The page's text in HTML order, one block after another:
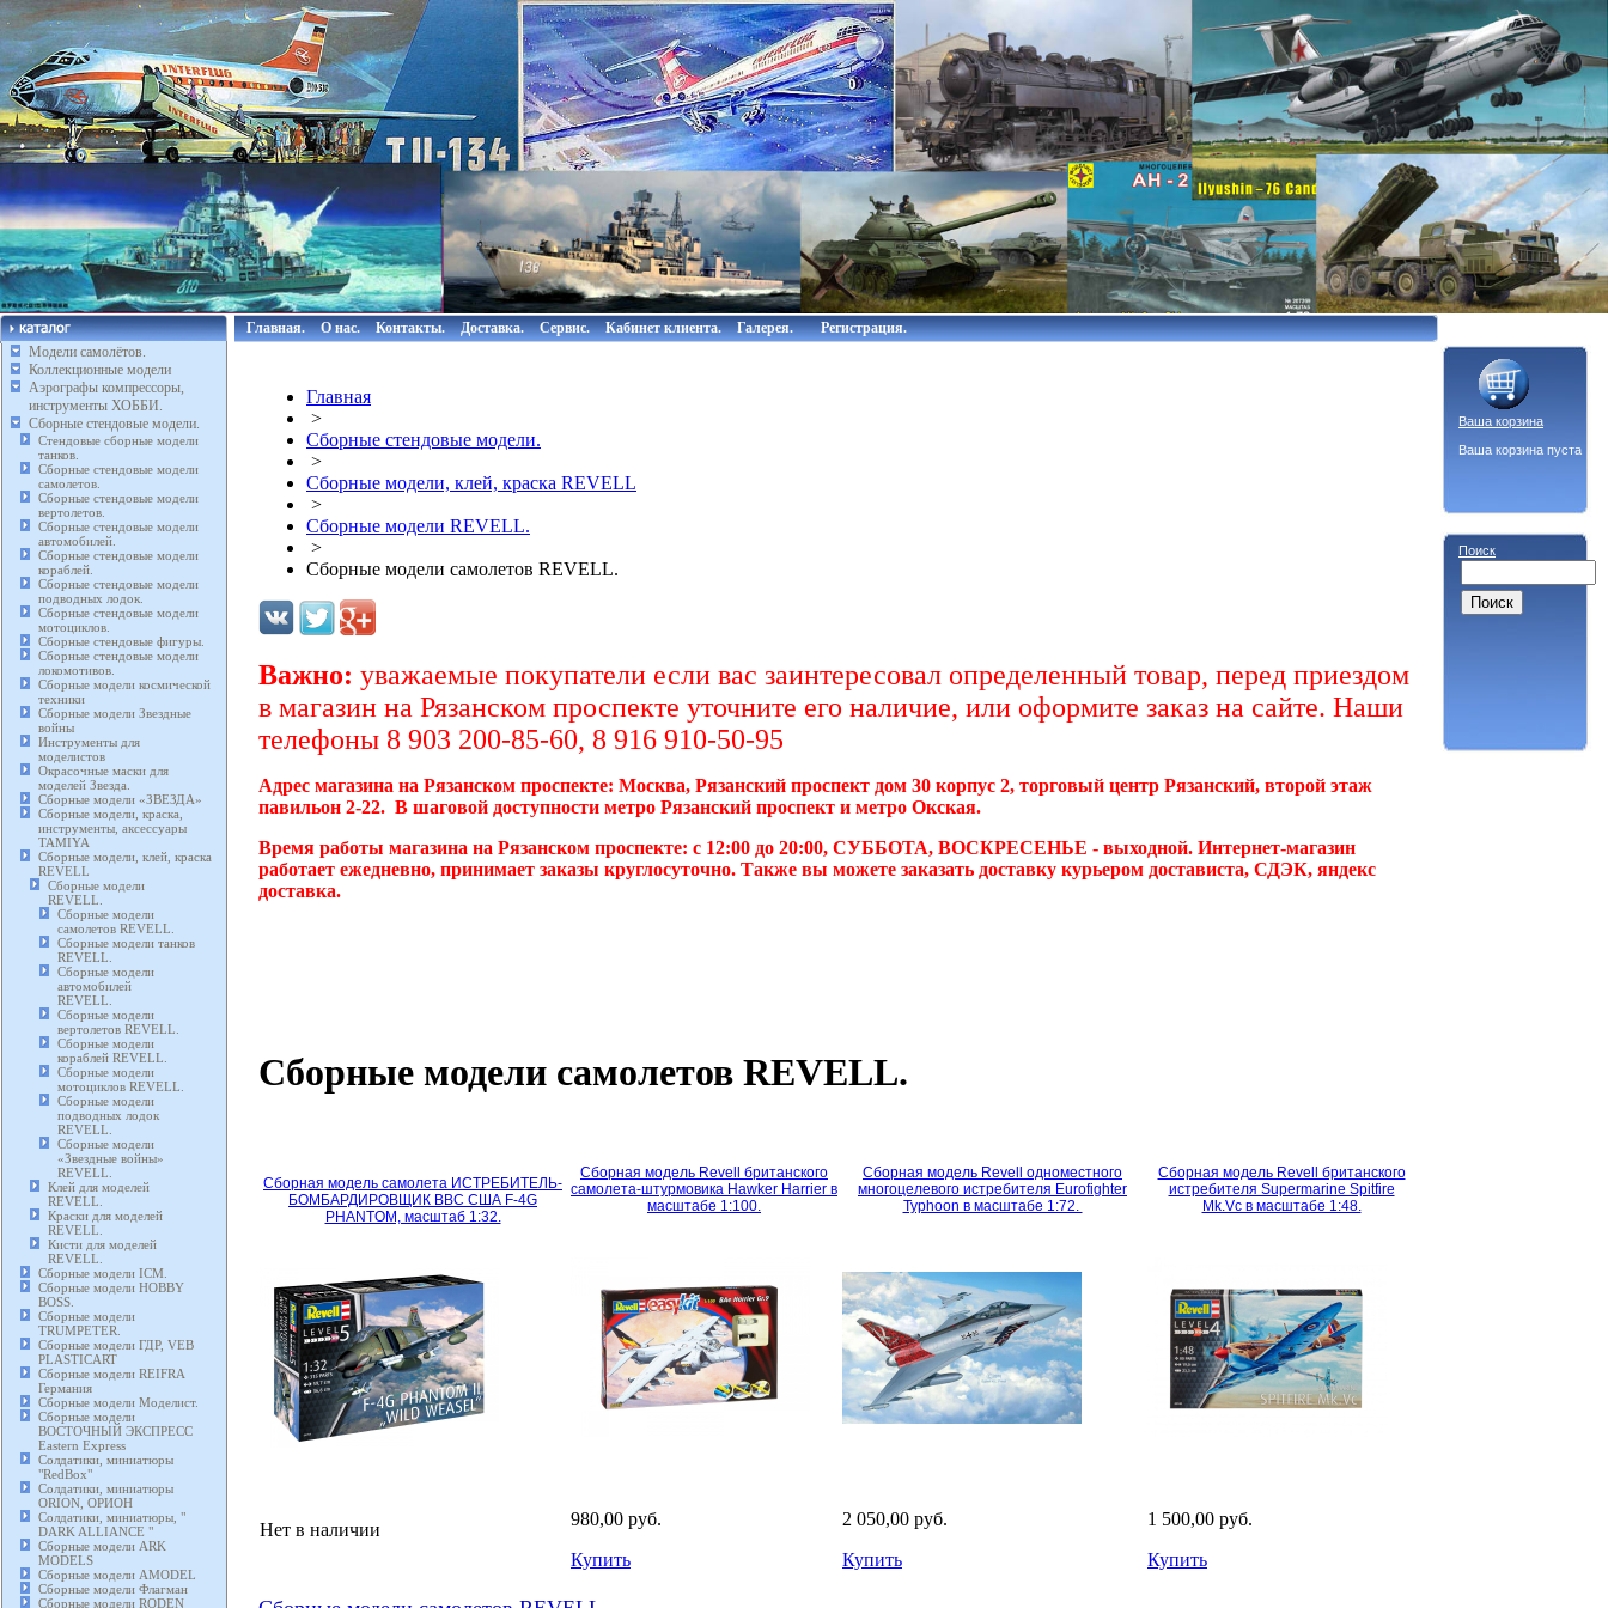
Модели самолётов.
Коллекционные модели
Аэрографы компрессоры,
инструменты ХОББИ.
Сборные стендовые модели.
Стендовые сборные модели
танков.
Сборные стендовые модели
самолетов.
Сборные стендовые модели
вертолетов.
Сборные стендовые модели
автомобилей.
Сборные стендовые модели
кораблей.
Сборные стендовые модели
подводных лодок.
Сборные стендовые модели
мотоциклов.
Сборные стендовые фигуры.
Сборные стендовые модели
локомотивов.
Сборные модели космической
техники
Сборные модели Звездные
войны
Инструменты для
моделистов
Окрасочные маски для
моделей Звезда.
Сборные модели «ЗВЕЗДА»
Сборные модели, краска,
инструменты, аксессуары
TAMIYA
Сборные модели, клей, краска
REVELL
Сборные модели
REVELL.
Сборные модели
самолетов REVELL.
Сборные модели танков
REVELL.
Сборные модели
автомобилей
REVELL.
Сборные модели
вертолетов REVELL.
Сборные модели
кораблей REVELL.
Сборные модели
мотоциклов REVELL.
Сборные модели
подводных лодок
REVELL.
Сборные модели
«Звездные войны»
REVELL.
Клей для моделей
REVELL.
Краски для моделей
REVELL.
Кисти для моделей
REVELL.
Сборные модели ICM.
Сборные модели HOBBY
BOSS.
Сборные модели
TRUMPETER.
Сборные модели ГДР, VEB
PLASTICART
Сборные модели REIFRA
Германия
Сборные модели Моделист.
Сборные модели
ВОСТОЧНЫЙ ЭКСПРЕСС
Eastern Express
Солдатики, миниатюры
"RedBox"
Солдатики, миниатюры
ORION, ОРИОН
Солдатики, миниатюры, "
DARK ALLIANCE "
Сборные модели ARK
MODELS
Сборные модели AMODEL
Сборные модели Флагман
Сборные модели RODEN
Главная. О нас. Контакты. Доставка. Сервис. Кабинет клиента. Галерея. Регистрация.
Главная
>
Сборные стендовые модели.
>
Сборные модели, клей, краска REVELL
>
Сборные модели REVELL.
>
Сборные модели самолетов REVELL.
Важно: уважаемые покупатели если вас заинтересовал определенный товар, перед приездом
в магазин на Рязанском проспекте уточните его наличие, или оформите заказ на сайте. Наши
телефоны 8 903 200-85-60, 8 916 910-50-95
Адрес магазина на Рязанском проспекте: Москва, Рязанский проспект дом 30 корпус 2, торговый центр Рязанский, второй этаж
павильон 2-22. В шаговой доступности метро Рязанский проспект и метро Окская.
Время работы магазина на Рязанском проспекте: с 12:00 до 20:00, СУББОТА, ВОСКРЕСЕНЬЕ - выходной. Интернет-магазин
работает ежедневно, принимает заказы круглосуточно. Также вы можете заказать доставку курьером достависта, СДЭК, яндекс
доставка.
Сборные модели самолетов REVELL.
Сборная модель самолета ИСТРЕБИТЕЛЬ-
БОМБАРДИРОВЩИК ВВС США F-4G
PHANTOM, масштаб 1:32.
Нет в наличии
Сборная модель Revell британского
самолета-штурмовика Hawker Harrier в
масштабе 1:100.
980,00 руб.
Купить
Сборная модель Revell одноместного
многоцелевого истребителя Eurofighter
Typhoon в масштабе 1:72.
2 050,00 руб.
Купить
Сборная модель Revell британского
истребителя Supermarine Spitfire
Mk.Vc в масштабе 1:48.
1 500,00 руб.
Купить
Ваша корзина
Ваша корзина пуста
Поиск